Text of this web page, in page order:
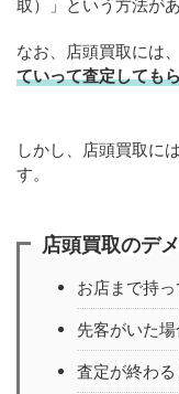
取）」という方法があ
なお、店頭買取には
ていって査定しても
しかし、店頭買取に
す。
店頭買取のデ
お店まで持っ
先客がいた場
査定が終わる